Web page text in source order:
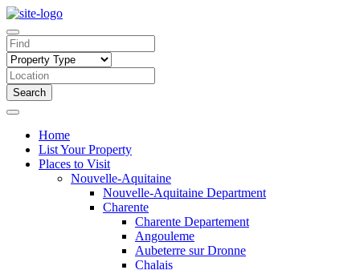
Search
Home
List Your Property
Places to Visit
Nouvelle-Aquitaine
Nouvelle-Aquitaine Department
Charente
Charente Departement
Angouleme
Aubeterre sur Dronne
Chalais